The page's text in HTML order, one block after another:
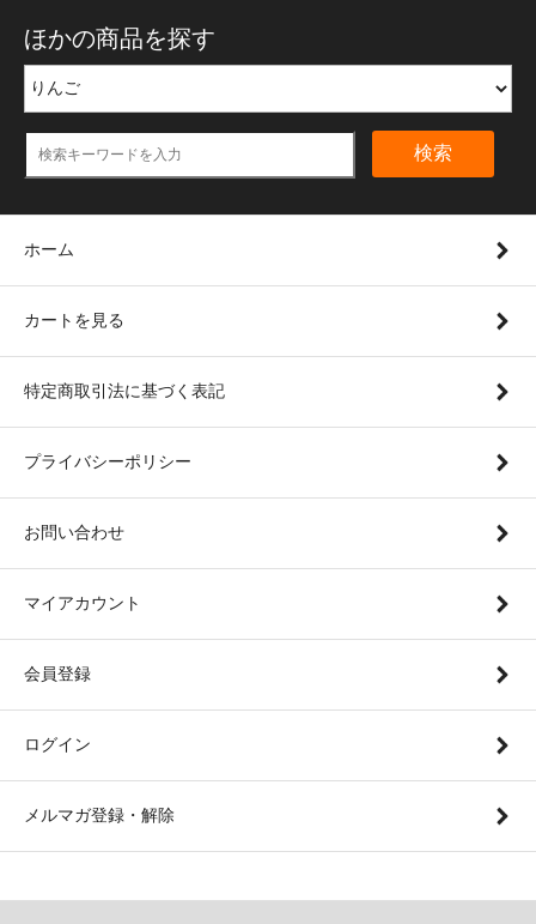
ほかの商品を探す
検索
ホーム
カートを見る
特定商取引法に基づく表記
プライバシーポリシー
お問い合わせ
マイアカウント
会員登録
ログイン
メルマガ登録・解除